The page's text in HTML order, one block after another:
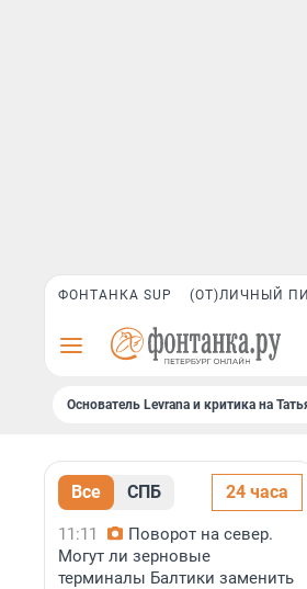
ФОНТАНКА SUP (ОТ)ЛИЧНЫЙ
Основатель Levrana и критика на
Все СПБ 24 часа
11:11
Поворот на север.
Могут ли зерновые
терминалы Балтики заменить